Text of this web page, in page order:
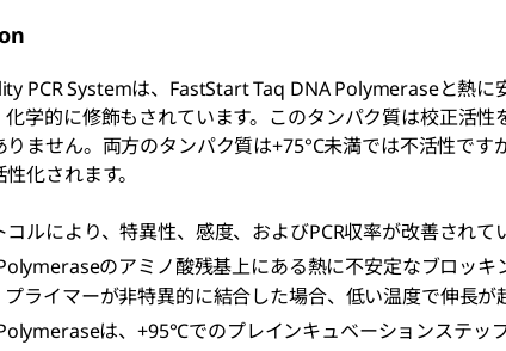
PCR Systemは、FastStart Taq DNA Polymeraseと熱に
学的に修飾もされています。このタンパク質は校正活性
ません。両方のタンパク質は+75°C未満では不活性です
化されます。
ルにより、特異性、感度、およびPCR収率が改善されて
のアミノ酸残基上にある熱に不安定なブロッキ
ライマーが非特異的に結合した場合、低い温度で伸長が
は、+95°Cでのプレインキュベーションステッ